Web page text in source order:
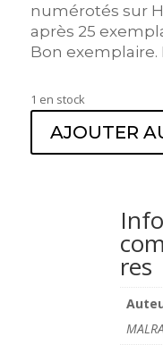
numérotés sur
après 25
Bon exemplaire.
1 en stock
AJOUTER
res